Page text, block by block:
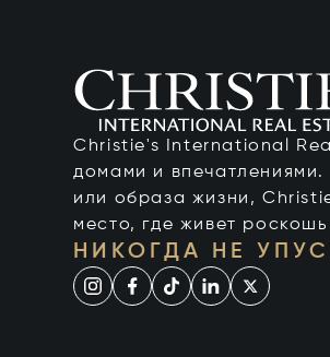
Christie's International
домами и впечатлениями.
или образа жизни,
место, где живет
НИКОГДА НЕ